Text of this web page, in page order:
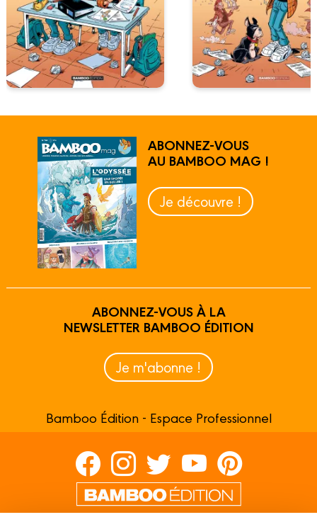
ABONNEZ-VOUS
AU BAMBOO MAG !
Je découvre !
ABONNEZ-VOUS À LA
NEWSLETTER BAMBOO ÉDITION
Je m'abonne !
Bamboo Édition - Espace Professionnel